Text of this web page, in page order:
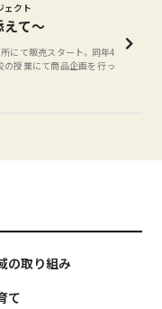
ェクト
えて〜
にて販売スタート。同年4
授業にて商品企画を行っ
の取り組み
て